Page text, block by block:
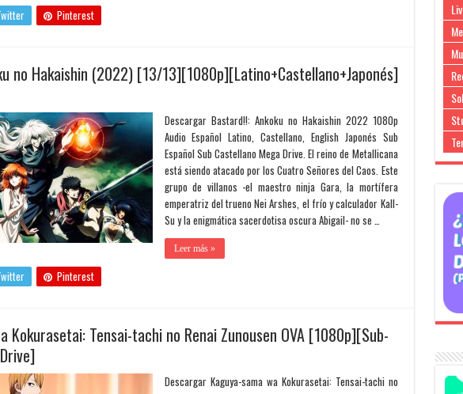
Pinterest
no Hakaishin (2022) [13/13][1080p][Latino+Castellano+Japonés]
Descargar Bastard!!: Ankoku no Hakaishin 2022 1080p
Audio Español Latino, Castellano, English Japonés Sub
Español Sub Castellano Mega Drive. El reino de Metallicana
está siendo atacado por los Cuatro Señores del Caos. Este
grupo de villanos -el maestro ninja Gara, la mortífera
emperatriz del trueno Nei Arshes, el frío y calculador Kall-
Su y la enigmática sacerdotisa oscura Abigail- no se …
Leer más »
Pinterest
Kokurasetai: Tensai-tachi no Renai Zunousen OVA [1080p][Sub-
Descargar Kaguya-sama wa Kokurasetai: Tensai-tachi no